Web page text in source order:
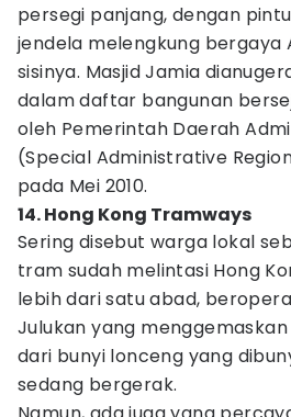
persegi panjang, dengan
jendela melengkung bergaya
sisinya. Masjid Jamia
dalam daftar bangunan
oleh Pemerintah Daerah
(Special Administrative
pada Mei 2010.
14. Hong Kong Tramways
Sering disebut warga lokal
tram sudah melintasi Hong
lebih dari satu abad,
Julukan yang menggemaskan
dari bunyi lonceng yang
sedang bergerak.